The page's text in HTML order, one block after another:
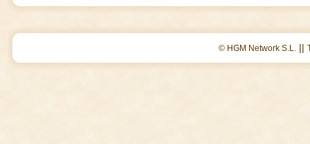
© HGM Network S.L. ||